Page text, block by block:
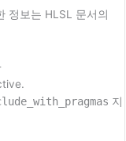
정보는 HLSL 문서의
지